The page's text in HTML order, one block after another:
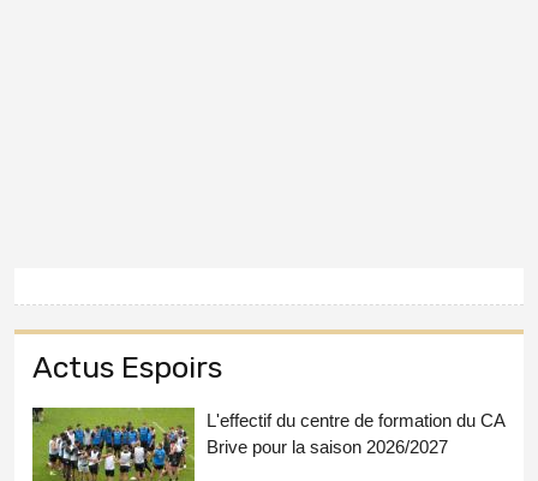
Actus Espoirs
L'effectif du centre de formation du CA
Brive pour la saison 2026/2027